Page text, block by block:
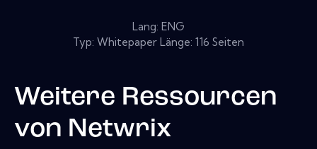
Lang: ENG
Typ: Whitepaper Länge: 116 Seiten
Weitere Ressourcen
von Netwrix